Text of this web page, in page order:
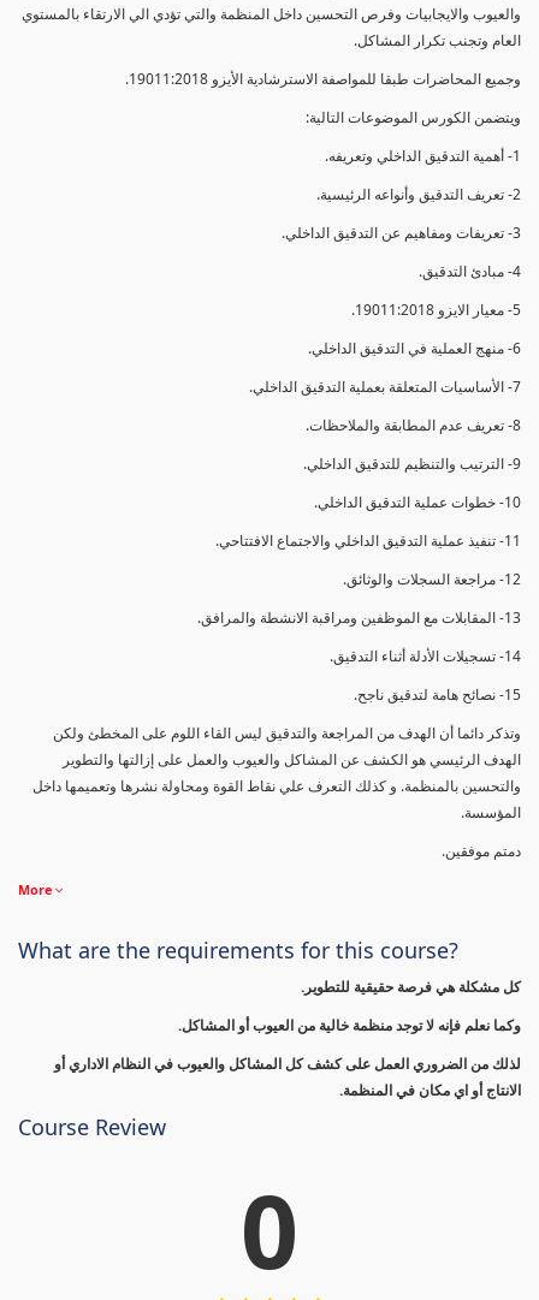
والعيوب والايجابيات وفرص التحسين داخل المنظمة والتي تؤدي الي الارتقاء بالمستوي
العام وتجنب تكرار المشاكل.
وجميع المحاضرات طبقا للمواصفة الاسترشادية الأيزو 19011:2018.
ويتضمن الكورس الموضوعات التالية:
1- أهمية التدقيق الداخلي وتعريفه.
2- تعريف التدقيق وأنواعه الرئيسية.
3- تعريفات ومفاهيم عن التدقيق الداخلي.
4- مبادئ التدقيق.
5- معيار الايزو 19011:2018.
6- منهج العملية في التدقيق الداخلي.
7- الأساسيات المتعلقة بعملية التدقيق الداخلي.
8- تعريف عدم المطابقة والملاحظات.
9- الترتيب والتنظيم للتدقيق الداخلي.
10- خطوات عملية التدقيق الداخلي.
11- تنفيذ عملية التدقيق الداخلي والاجتماع الافتتاحي.
12- مراجعة السجلات والوثائق.
13- المقابلات مع الموظفين ومراقبة الانشطة والمرافق.
14- تسجيلات الأدلة أثناء التدقيق.
15- نصائح هامة لتدقيق ناجح.
وتذكر دائما أن الهدف من المراجعة والتدقيق ليس القاء اللوم على المخطئ ولكن
الهدف الرئيسي هو الكشف عن المشاكل والعيوب والعمل على إزالتها والتطوير
والتحسين بالمنظمة. و كذلك التعرف علي نقاط القوة ومحاولة نشرها وتعميمها داخل
المؤسسة.
دمتم موفقين.
More
What are the requirements for this course?
كل مشكلة هي فرصة حقيقية للتطوير.
وكما نعلم فإنه لا توجد منظمة خالية من العيوب أو المشاكل.
لذلك من الضروري العمل على كشف كل المشاكل والعيوب في النظام الاداري أو
الانتاج أو اي مكان في المنظمة.
Course Review
0